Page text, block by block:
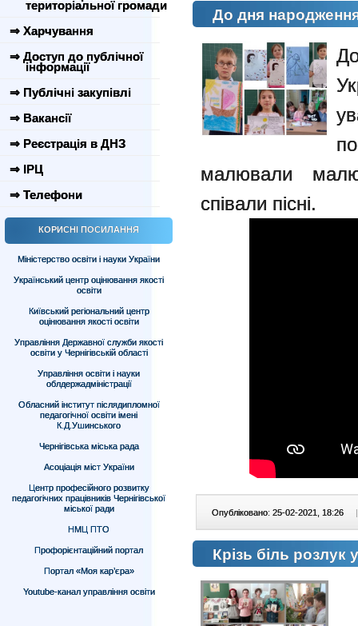
територіальної громади
⇒ Харчування
⇒ Доступ до публічної
інформації
⇒ Публічні закупівлі
⇒ Вакансії
⇒ Реєстрація в ДНЗ
⇒ ІРЦ
⇒ Телефони
КОРИСНІ ПОСИЛАННЯ
Міністерство освіти і науки України
Український центр оцінювання якості
освіти
Київський регіональний центр
оцінювання якості освіти
Управління Державної служби якості
освіти у Чернігівській області
Управління освіти і науки
облдержадміністрації
Обласний інститут післядипломної
педагогічної освіти імені
К.Д.Ушинського
Чернігівська міська рада
Асоціація міст України
Центр професійного розвитку
педагогічних працівників Чернігівської
міської ради
НМЦ ПТО
Профорієнтаційний портал
Портал «Моя кар’єра»
Youtube-канал управління освіти
До дня народження
малювали
співали пісні.
Опубліковано: 25-02-2021, 18:26 |
Крізь біль розлук